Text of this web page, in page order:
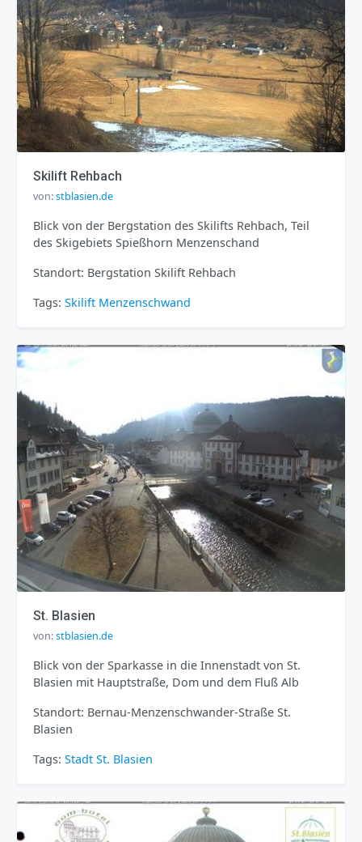
Skilift Rehbach
von:stblasien.de
Blick von der Bergstation des Skilifts Rehbach, Teil
des Skigebiets Spießhorn Menzenschand
Standort: Bergstation Skilift Rehbach
Tags: Skilift Menzenschwand
St. Blasien
von:stblasien.de
Blick von der Sparkasse in die Innenstadt von St.
Blasien mit Hauptstraße, Dom und dem Fluß Alb
Standort: Bernau-Menzenschwander-Straße St.
Blasien
Tags: Stadt St. Blasien